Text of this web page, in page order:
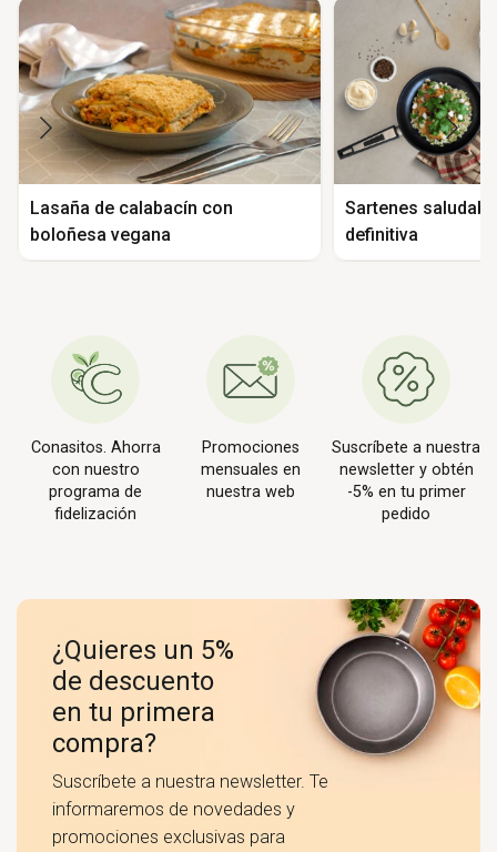
Lasaña de calabacín con
boloñesa vegana
Sartenes
definitiva
Conasitos. Ahorra
con nuestro
programa de
fidelización
Promociones
mensuales en
nuestra web
Suscríbete a nuestra
newsletter y obtén
-5% en tu primer
pedido
¿Quieres un 5%
de descuento
en tu primera
compra?
Suscríbete a nuestra newsletter. Te
informaremos de novedades y
promociones exclusivas para